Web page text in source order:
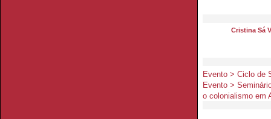
Cristina Sá
Evento > Ciclo de
Evento >
o colonialismo em